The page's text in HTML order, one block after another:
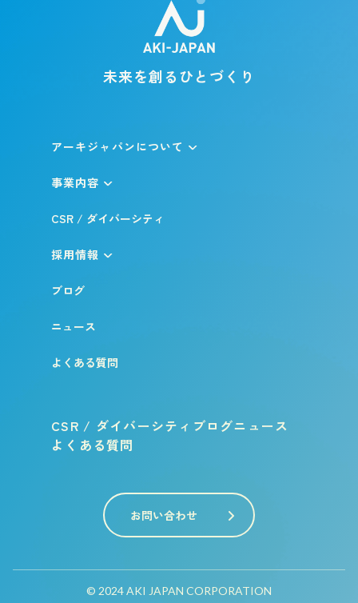
未来を創るひとづくり
アーキジャパンについて
事業内容
CSR / ダイバーシティ
採用情報
ブログ
ニュース
よくある質問
CSR / ダイバーシティ ブログニュース
よくある質問
お問い合わせ
© 2024 AKI JAPAN CORPORATION